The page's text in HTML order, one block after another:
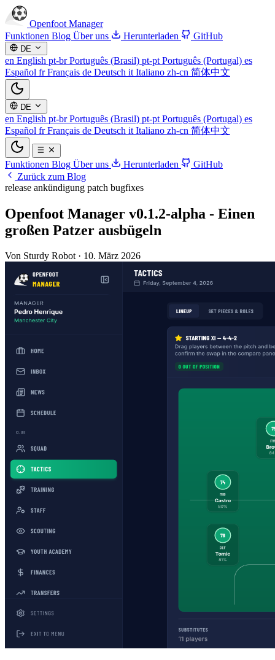
Openfoot Manager
Funktionen Blog Über uns Herunterladen GitHub
DE
en English pt-brPortuguês (Brasil) pt-pt Português (Portugal) es
Español frFrançais de Deutsch it Italiano zh-cn 简体中文
DE
en English pt-brPortuguês (Brasil) pt-pt Português (Portugal) es
Español frFrançais de Deutsch it Italiano zh-cn 简体中文
Funktionen Blog Über uns Herunterladen
GitHub
Zurück zum Blog
release ankündigung patch bugfixes
Openfoot Manager v0.1.2-alpha - Einen
großen Patzer ausbügeln
Von Sturdy Robot · 10. März 2026